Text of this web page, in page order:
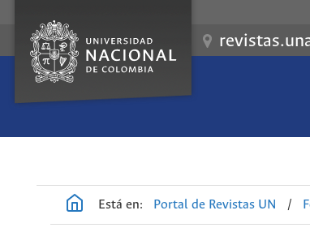
Está en: Portal de Revistas UN /